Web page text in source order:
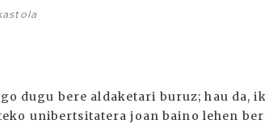
dugu bere aldaketari buruz; hau da,
unibertsitatera joan baino lehen